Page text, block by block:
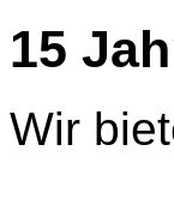
15
Wir